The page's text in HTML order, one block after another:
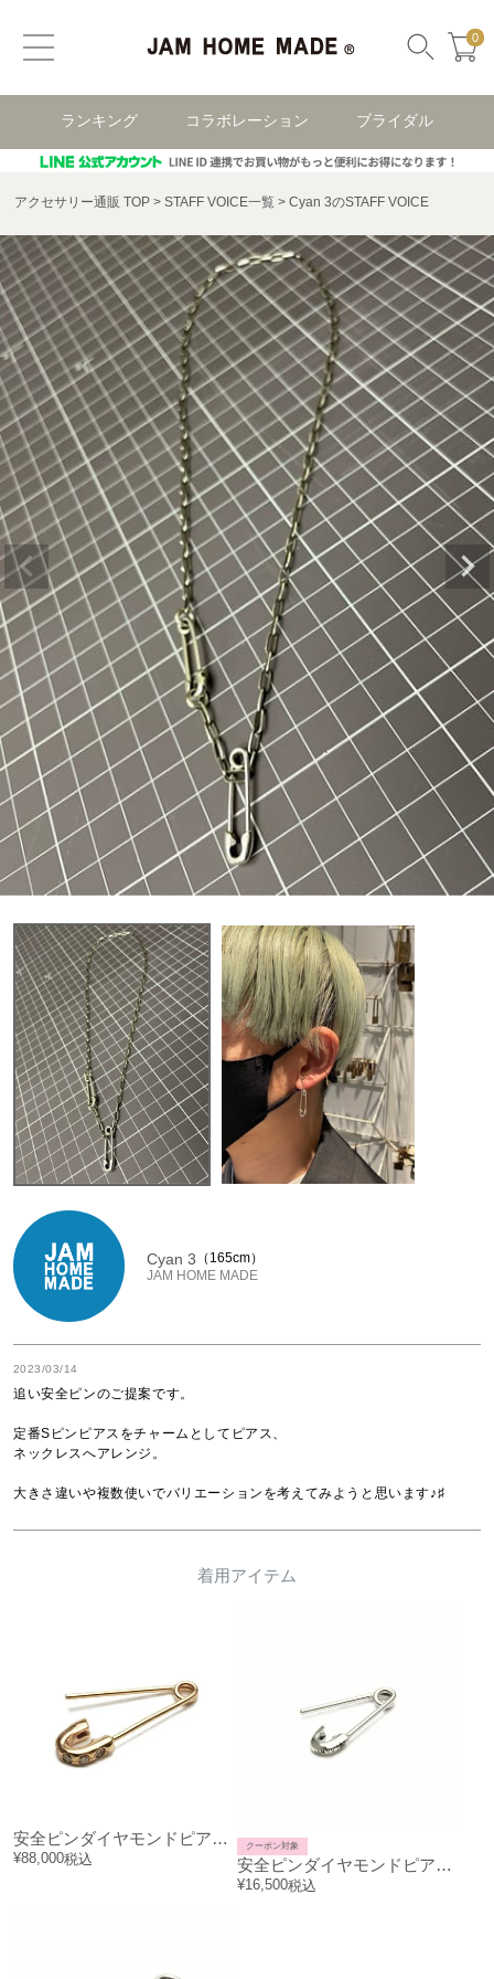
0
ランキング コラボレーション ブライダル
アクセサリー通販 TOP STAFF VOICE一覧 Cyan 3のSTAFF VOICE
Cyan 3
JAM HOME MADE
165cm
2023/03/14
追い安全ピンのご提案です。
定番Sピンピアスをチャームとしてピアス、
ネックレスへアレンジ。
大きさ違いや複数使いでバリエーションを考えてみようと思います♪♯
着用アイテム
安全ピンダイヤモンドピアス-K10イエローゴールド/片耳
¥88,000税込 安全ピンダイヤモンドピアスXS-シルバー/片耳
クーポン対象
¥16,500税込